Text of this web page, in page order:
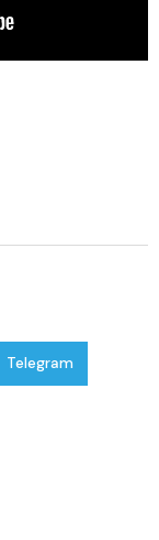
Telegram